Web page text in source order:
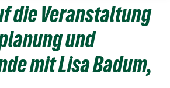
die Veranstaltung
und
mit Lisa Badum,